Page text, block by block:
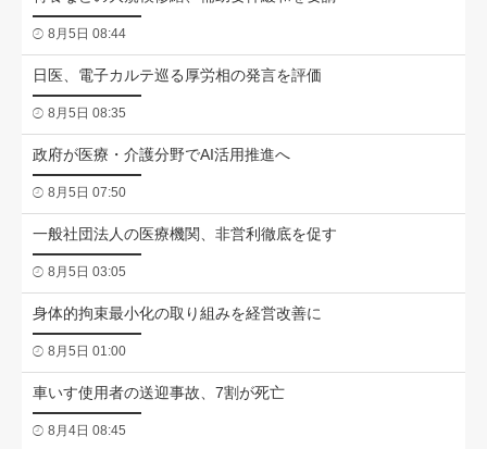
8月5日 08:44
日医、電子カルテ巡る厚労相の発言を評価
8月5日 08:35
政府が医療・介護分野でAI活用推進へ
8月5日 07:50
一般社団法人の医療機関、非営利徹底を促す
8月5日 03:05
身体的拘束最小化の取り組みを経営改善に
8月5日 01:00
車いす使用者の送迎事故、7割が死亡
8月4日 08:45